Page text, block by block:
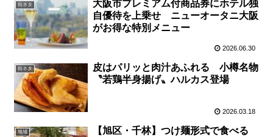
街ネタ
大阪市プレミアム付商品券にホテル独
自優待を上乗せ ニューオータニ大阪
がお得な特別メニュー
2026.06.30
街ネタ
皮はパリッと肉汁あふれる 小樽名物
〝若鶏半身揚げ〟ハルカス登場
2026.03.18
地域
【旭区・千林】つけ麺形式で食べる